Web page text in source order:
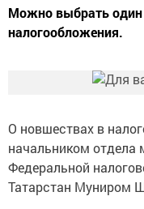
Можно выбрать один
налогообложения.
О новшествах в
начальником отдела
Федеральной
Татарстан Муниром